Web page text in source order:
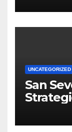
UNCATEGORIZED
San